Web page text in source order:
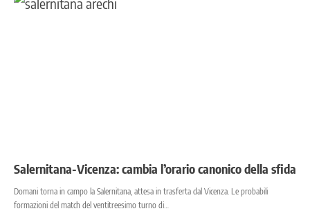
Salernitana-Vicenza: cambia l’orario canonico della sfida
Domani torna in campo la Salernitana, attesa in trasferta dal Vicenza. Le probabili
formazioni del match del ventitreesimo turno di…